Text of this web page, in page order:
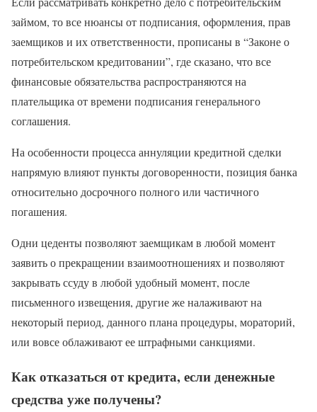
займом, то все нюансы от подписания, оформления, прав
заемщиков и их ответственности, прописаны в “Законе о
потребительском кредитовании”, где сказано, что все
финансовые обязательства распространяются на
плательщика от времени подписания генерального
соглашения.
На особенности процесса аннуляции кредитной сделки
напрямую влияют пункты договоренности, позиция банка
относительно досрочного полного или частичного
погашения.
Одни цеденты позволяют заемщикам в любой момент
заявить о прекращении взаимоотношениях и позволяют
закрывать ссуду в любой удобный момент, после
письменного извещения, другие же налаживают на
некоторый период, данного плана процедуры, мораторий,
или вовсе облаживают ее штрафными санкциями.
Как отказаться от кредита, если денежные
средства уже получены?